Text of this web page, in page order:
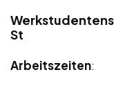
St
Arbeitszeiten: